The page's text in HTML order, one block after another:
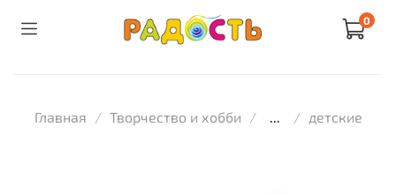
0
Главная Творчество и хобби детские